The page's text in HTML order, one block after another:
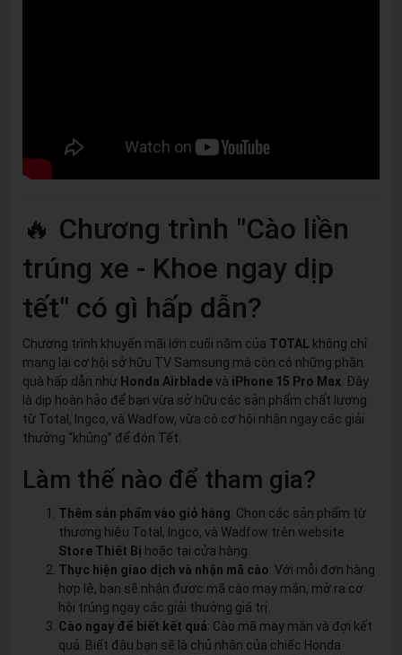
🔥 Chương trình "Cào liền
trúng xe - Khoe ngay dịp
tết" có gì hấp dẫn?
Chương trình khuyến mãi lớn cuối năm của TOTAL không chỉ
mang lại cơ hội sở hữu TV Samsung mà còn có những phần
quà hấp dẫn như Honda Airbladevà iPhone 15 Pro Max . Đây
là dịp hoàn hảo để bạn vừa sở hữu các sản phẩm chất lượng
từ Total, Ingco, và Wadfow, vừa có cơ hội nhận ngay các giải
thưởng “khủng” để đón Tết.
Làm thế nào để tham gia?
Thêm sản phẩm vào giỏ hàng: Chọn các sản phẩm từ
thương hiệu Total, Ingco, và Wadfow trên website
Store Thiết Bị hoặc tại cửa hàng.
Thực hiện giao dịch và nhận mã cào: Với mỗi đơn hàng
hợp lệ, bạn sẽ nhận được mã cào may mắn, mở ra cơ
hội trúng ngay các giải thưởng giá trị.
Cào ngay để biết kết quả: Cào mã may mắn và đợi kết
quả. Biết đâu bạn sẽ là chủ nhân của chiếc Honda